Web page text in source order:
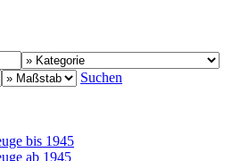
Suchen
bis 1945
ab 1945